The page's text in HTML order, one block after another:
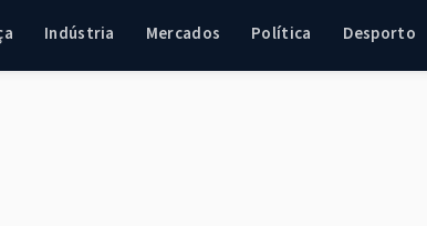
Indústria Mercados Política Desporto